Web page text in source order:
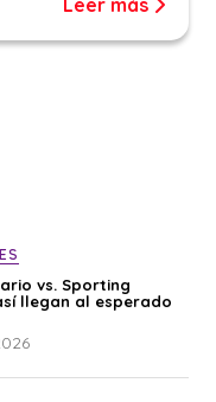
vs. Sporting
llegan al esperado